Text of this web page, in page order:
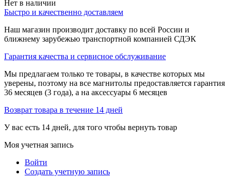
Нет в наличии
Быстро и качественно доставляем
Наш магазин производит доставку по всей России и
ближнему зарубежью транспортной компанией СДЭК
Гарантия качества и сервисное обслуживание
Мы предлагаем только те товары, в качестве которых мы
уверены, поэтому на все магнитолы предоставляется гарантия
36 месяцев (3 года), а на аксессуары 6 месяцев
Возврат товара в течение 14 дней
У вас есть 14 дней, для того чтобы вернуть товар
Моя учетная запись
Войти
Создать учетную запись